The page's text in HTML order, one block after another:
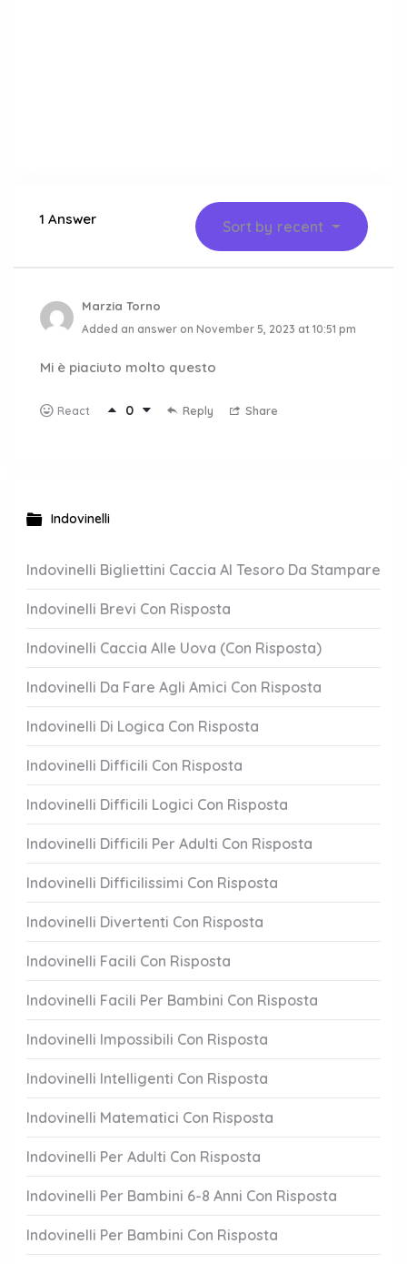
1 Answer Sort by recent
Marzia Torno
Added an answer on November 5, 2023 at 10:51 pm
Mi è piaciuto molto questo
React 0 Reply Share
Indovinelli
Indovinelli Bigliettini Caccia Al Tesoro Da Stampare
Indovinelli Brevi Con Risposta
Indovinelli Caccia Alle Uova (Con Risposta)
Indovinelli Da Fare Agli Amici Con Risposta
Indovinelli Di Logica Con Risposta
Indovinelli Difficili Con Risposta
Indovinelli Difficili Logici Con Risposta
Indovinelli Difficili Per Adulti Con Risposta
Indovinelli Difficilissimi Con Risposta
Indovinelli Divertenti Con Risposta
Indovinelli Facili Con Risposta
Indovinelli Facili Per Bambini Con Risposta
Indovinelli Impossibili Con Risposta
Indovinelli Intelligenti Con Risposta
Indovinelli Matematici Con Risposta
Indovinelli Per Adulti Con Risposta
Indovinelli Per Bambini 6-8 Anni Con Risposta
Indovinelli Per Bambini Con Risposta